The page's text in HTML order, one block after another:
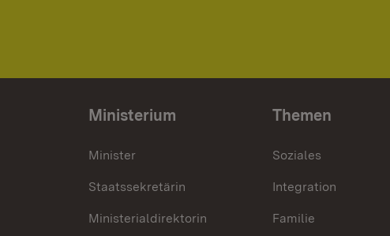
Ministerium
Minister
Staatssekretärin
Ministerialdirektorin
Themen
Soziales
Integration
Familie